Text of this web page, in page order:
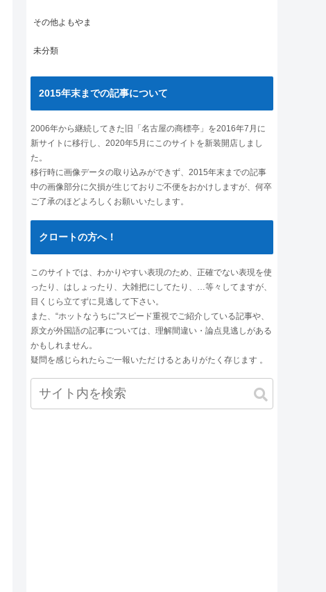
その他よもやま
未分類
2015年末までの記事について
2006年から継続してきた旧「名古屋の商標亭」を2016年7月に
新サイトに移行し、2020年5月にこのサイトを新装開店しまし
た。
移行時に画像データの取り込みができず、2015年末までの記事
中の画像部分に欠損が生じておりご不便をおかけしますが、何卒
ご了承のほどよろしくお願いいたします。
クロートの方へ！
このサイトでは、わかりやすい表現のため、正確でない表現を使
ったり、はしょったり、大雑把にしてたり、…等々してますが、
目くじら立てずに見逃して下さい。
また、“ホットなうちに”スピード重視でご紹介している記事や、
原文が外国語の記事については、理解間違い・論点見逃しがある
かもしれません。
疑問を感じられたらご一報いただ けるとありがたく存じます 。